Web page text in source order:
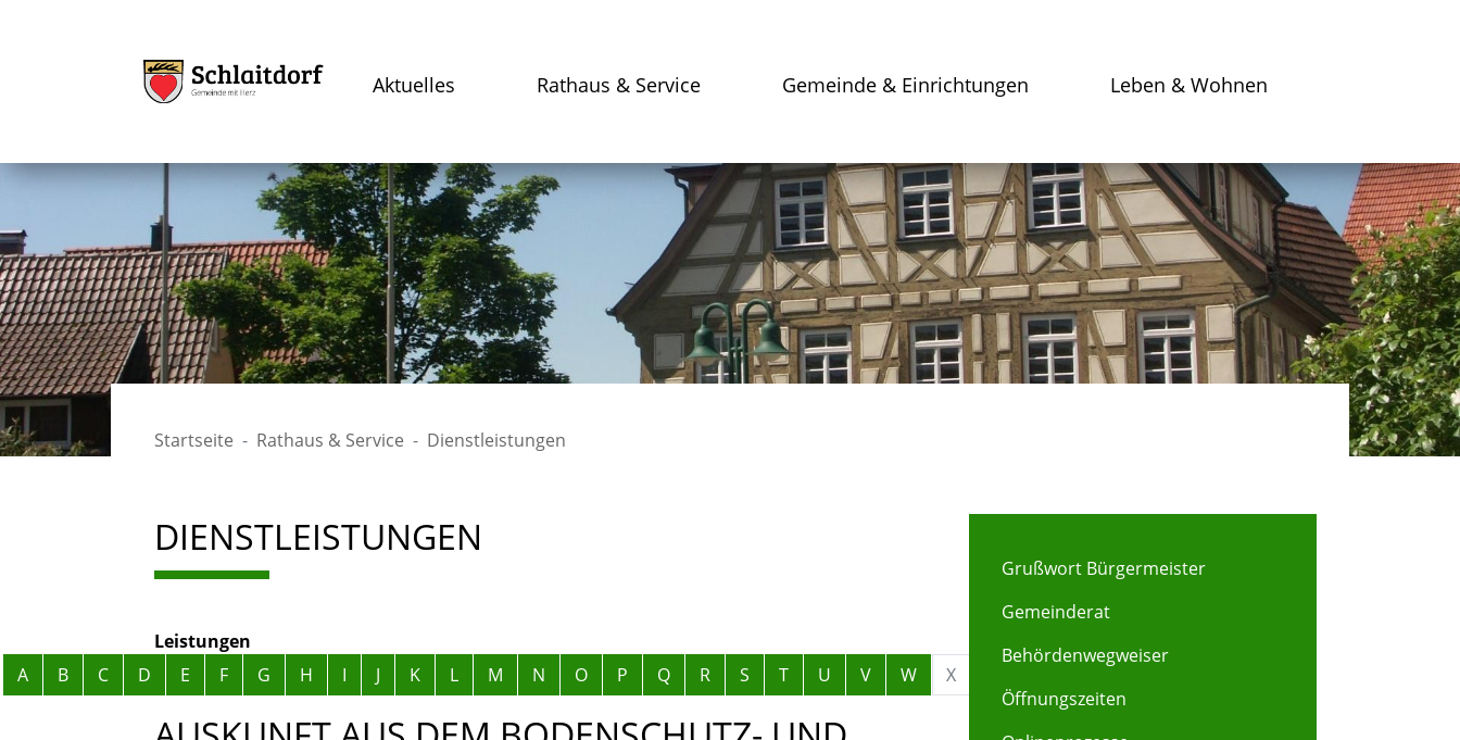
Aktuelles Rathaus & Service Gemeinde & Einrichtungen Leben & Wohnen
Startseite Rathaus & Service Dienstleistungen
DIENSTLEISTUNGEN
Leistungen
Alphabetisches Register überspringen
A B C D E F G H I J K L M N O P Q R S T U V W X
Grußwort Bürgermeister
Gemeinderat
Behördenwegweiser
Öffnungszeiten